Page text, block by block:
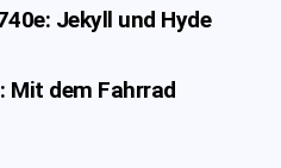
Jekyll und Hyde
Mit dem Fahrrad